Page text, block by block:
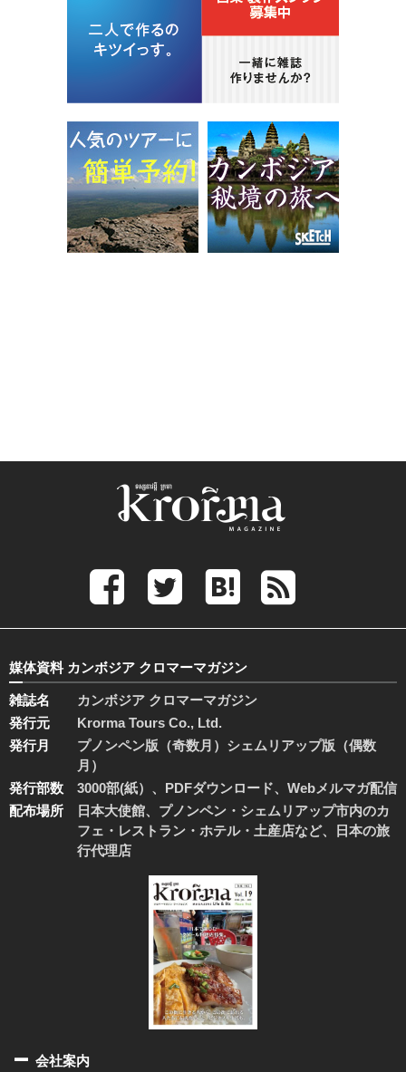
媒体資料 カンボジア クロマーマガジン
雑誌名
カンボジア クロマーマガジン
発行元
Krorma Tours Co., Ltd.
発行月
プノンペン版（奇数月）シェムリアップ版（偶数
月）
発行部数
3000部(紙）、PDFダウンロード、Webメルマガ配信
配布場所
日本大使館、プノンペン・シェムリアップ市内のカ
フェ・レストラン・ホテル・土産店など、日本の旅
行代理店
会社案内